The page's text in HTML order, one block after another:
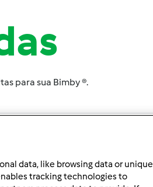
para sua Bimby ®.
data, like browsing data or unique
tracking technologies to